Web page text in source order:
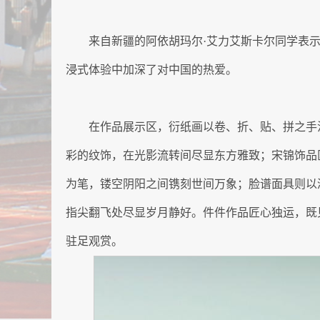
来自新疆的阿依胡玛尔·艾力艾斯卡尔同学表
浸式体验中加深了对中国的热爱。
在作品展示区，衍纸画以卷、折、贴、拼之
彩的纹饰，在光影流转间尽显东方雅致；宋锦饰
为笔，镂空阴阳之间镌刻世间万象；脸谱面具则
指尖翻飞处尽显岁月静好。件件作品匠心独运，
驻足观赏。